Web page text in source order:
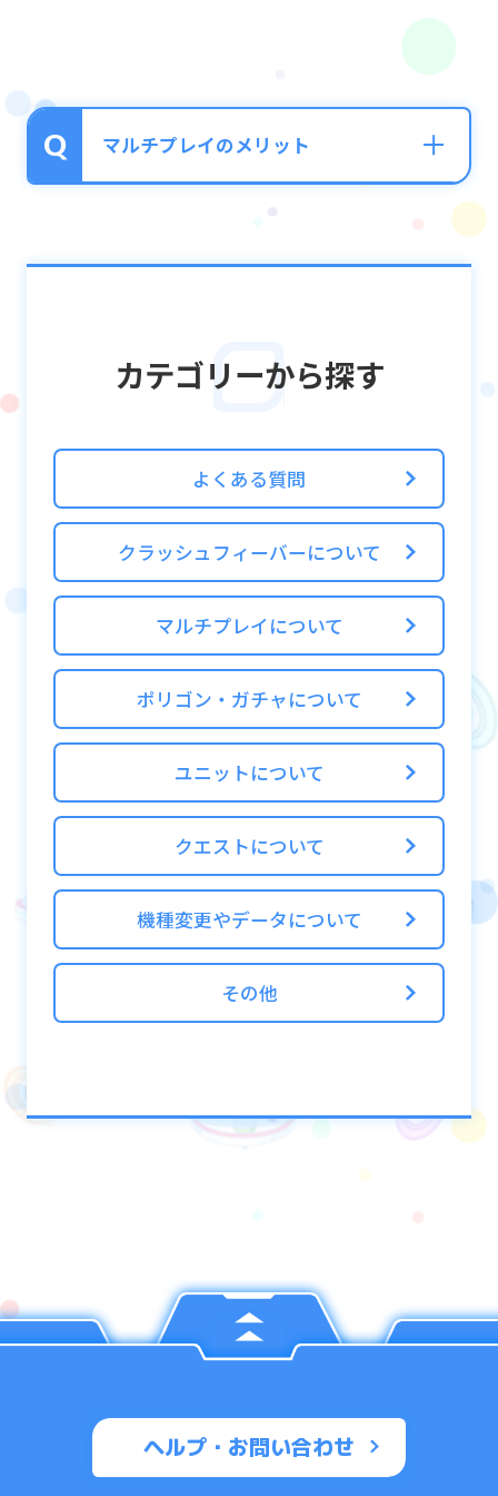
マルチプレイのメリット
してクエストをプレイするため、ユニットを
また、それぞれの操作時間に制限があり、20
秒で自動的にターンが終了し、攻撃が開始さ
（「ターンスキップ」ボタンを押したことと
同じ動きになります）
クエストに勝利すると、ユニットのドロップ
などの報酬を獲得することができ、以下のよ
うなメリットもあります！
■バグボーナスがもらえる
バグの値に応じた確率で人数分GET！
（バグ99のユニットがリーダーなら2個確
定！4人全員バグ99のユニットがリーダーな
らバグボーナスは8個確定！）
※潜在バグボーナスは、バグボーナスと同じ
内容となります
■クリアボーナスがもらえる！
クリアした人数によって、2〜4人クリアボー
ナスが全員に配布されます。
ソロの場合：5.5秒
マルチの場合：8秒
できる！
フィーバー時間も長いため、与えるダメージ
カテゴリーから探す
よくある質問
クラッシュフィーバーについて
マルチプレイについて
ポリゴン・ガチャについて
ユニットについて
クエストについて
機種変更やデータについて
その他
ヘルプ・お問い合わせ